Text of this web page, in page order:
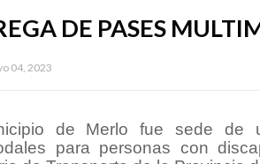
DE PASES
04, 2023
de Merlo fue sede de
para personas con